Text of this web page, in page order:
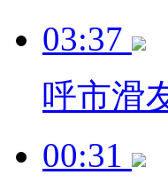
03:37
呼市滑
00:31